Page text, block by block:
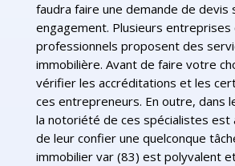
faudra faire une demande de devis
engagement. Plusieurs entreprises
professionnels proposent des
immobilière. Avant de faire votre
vérifier les accréditations et les
ces entrepreneurs. En outre, dans
la notoriété de ces spécialistes est
de leur confier une quelconque
immobilier var (83) est polyvalent